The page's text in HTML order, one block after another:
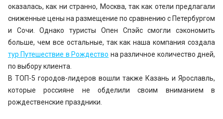
оказалась, как ни странно, Москва, так как отели предлагали
сниженные цены на размещение по сравнению с Петербургом
и Сочи. Однако туристы Опен Спэйс смогли сэкономить
больше, чем все остальные, так как наша компания создала
тур Путешествие в Рождество на различное количество дней,
по выбору клиента.
В ТОП-5 городов-лидеров вошли также Казань и Ярославль,
которые россияне не обделили своим вниманием в
рождественские праздники.